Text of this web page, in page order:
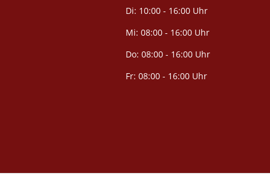
Di: 10:00 - 16:00 Uhr
Mi: 08:00 - 16:00 Uhr
Do: 08:00 - 16:00 Uhr
Fr: 08:00 - 16:00 Uhr